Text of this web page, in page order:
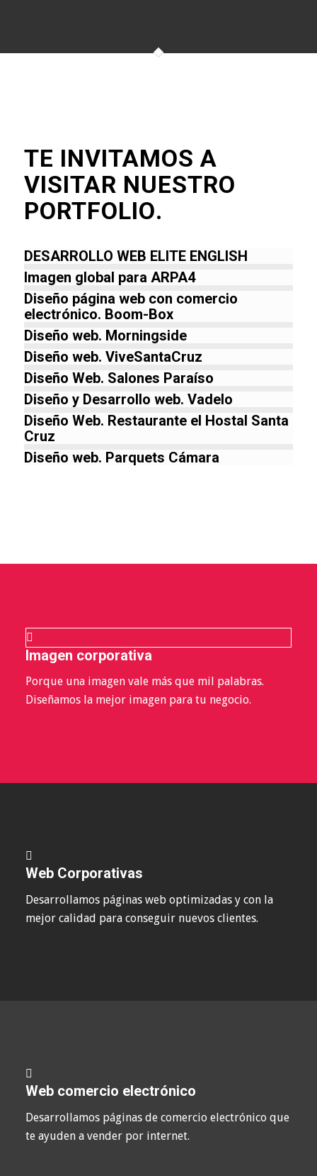
TE INVITAMOS A
VISITAR NUESTRO
PORTFOLIO.
DESARROLLO WEB ELITE ENGLISH
Imagen global para ARPA4
Diseño página web con comercio
electrónico. Boom-Box
Diseño web. Morningside
Diseño web. ViveSantaCruz
Diseño Web. Salones Paraíso
Diseño y Desarrollo web. Vadelo
Diseño Web. Restaurante el Hostal Santa
Cruz
Diseño web. Parquets Cámara
Imagen corporativa
Porque una imagen vale más que mil palabras.
Diseñamos la mejor imagen para tu negocio.
Web Corporativas
Desarrollamos páginas web optimizadas y con la
mejor calidad para conseguir nuevos clientes.
Web comercio electrónico
Desarrollamos páginas de comercio electrónico que
te ayuden a vender por internet.